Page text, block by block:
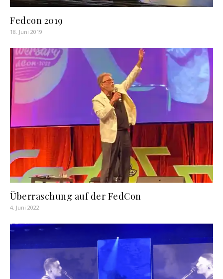
Fedcon 2019
18. Juni 2019
Überraschung auf der FedCon
4. Juni 2022